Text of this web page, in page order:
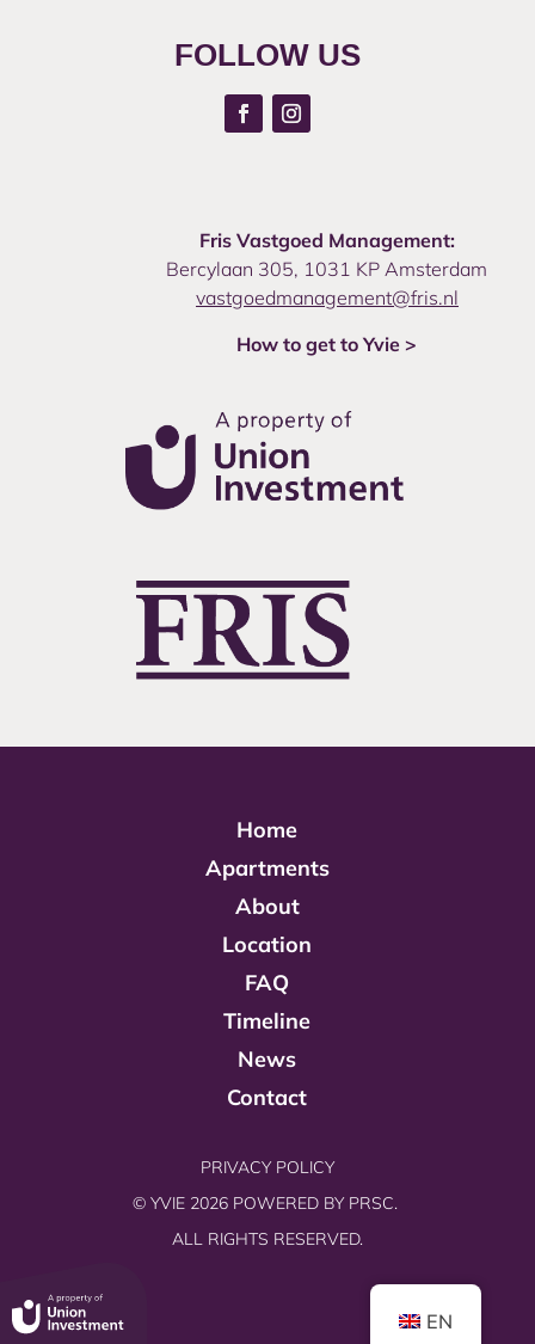
FOLLOW US
Fris Vastgoed Management:
Bercylaan 305, 1031 KP Amsterdam
vastgoedmanagement@fris.nl
How to get to Yvie >
Home
Apartments
About
Location
FAQ
Timeline
News
Contact
PRIVACY POLICY
© YVIE 2026 POWERED BY PRSC.
ALL RIGHTS RESERVED.
EN